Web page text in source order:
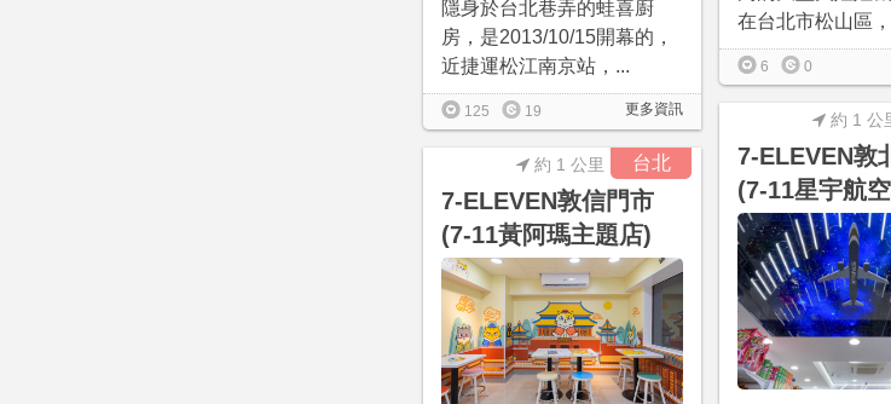
在台北市松山區
6 0
隱身於台北巷弄的蛙喜廚
房，是2013/10/15開幕的，
近捷運松江南京站，...
更多資訊
125 19
7-ELEVEN敦
(7-11星宇航
約 1 公
台北
7-ELEVEN敦信門市
(7-11黃阿瑪主題店)
約 1 公里